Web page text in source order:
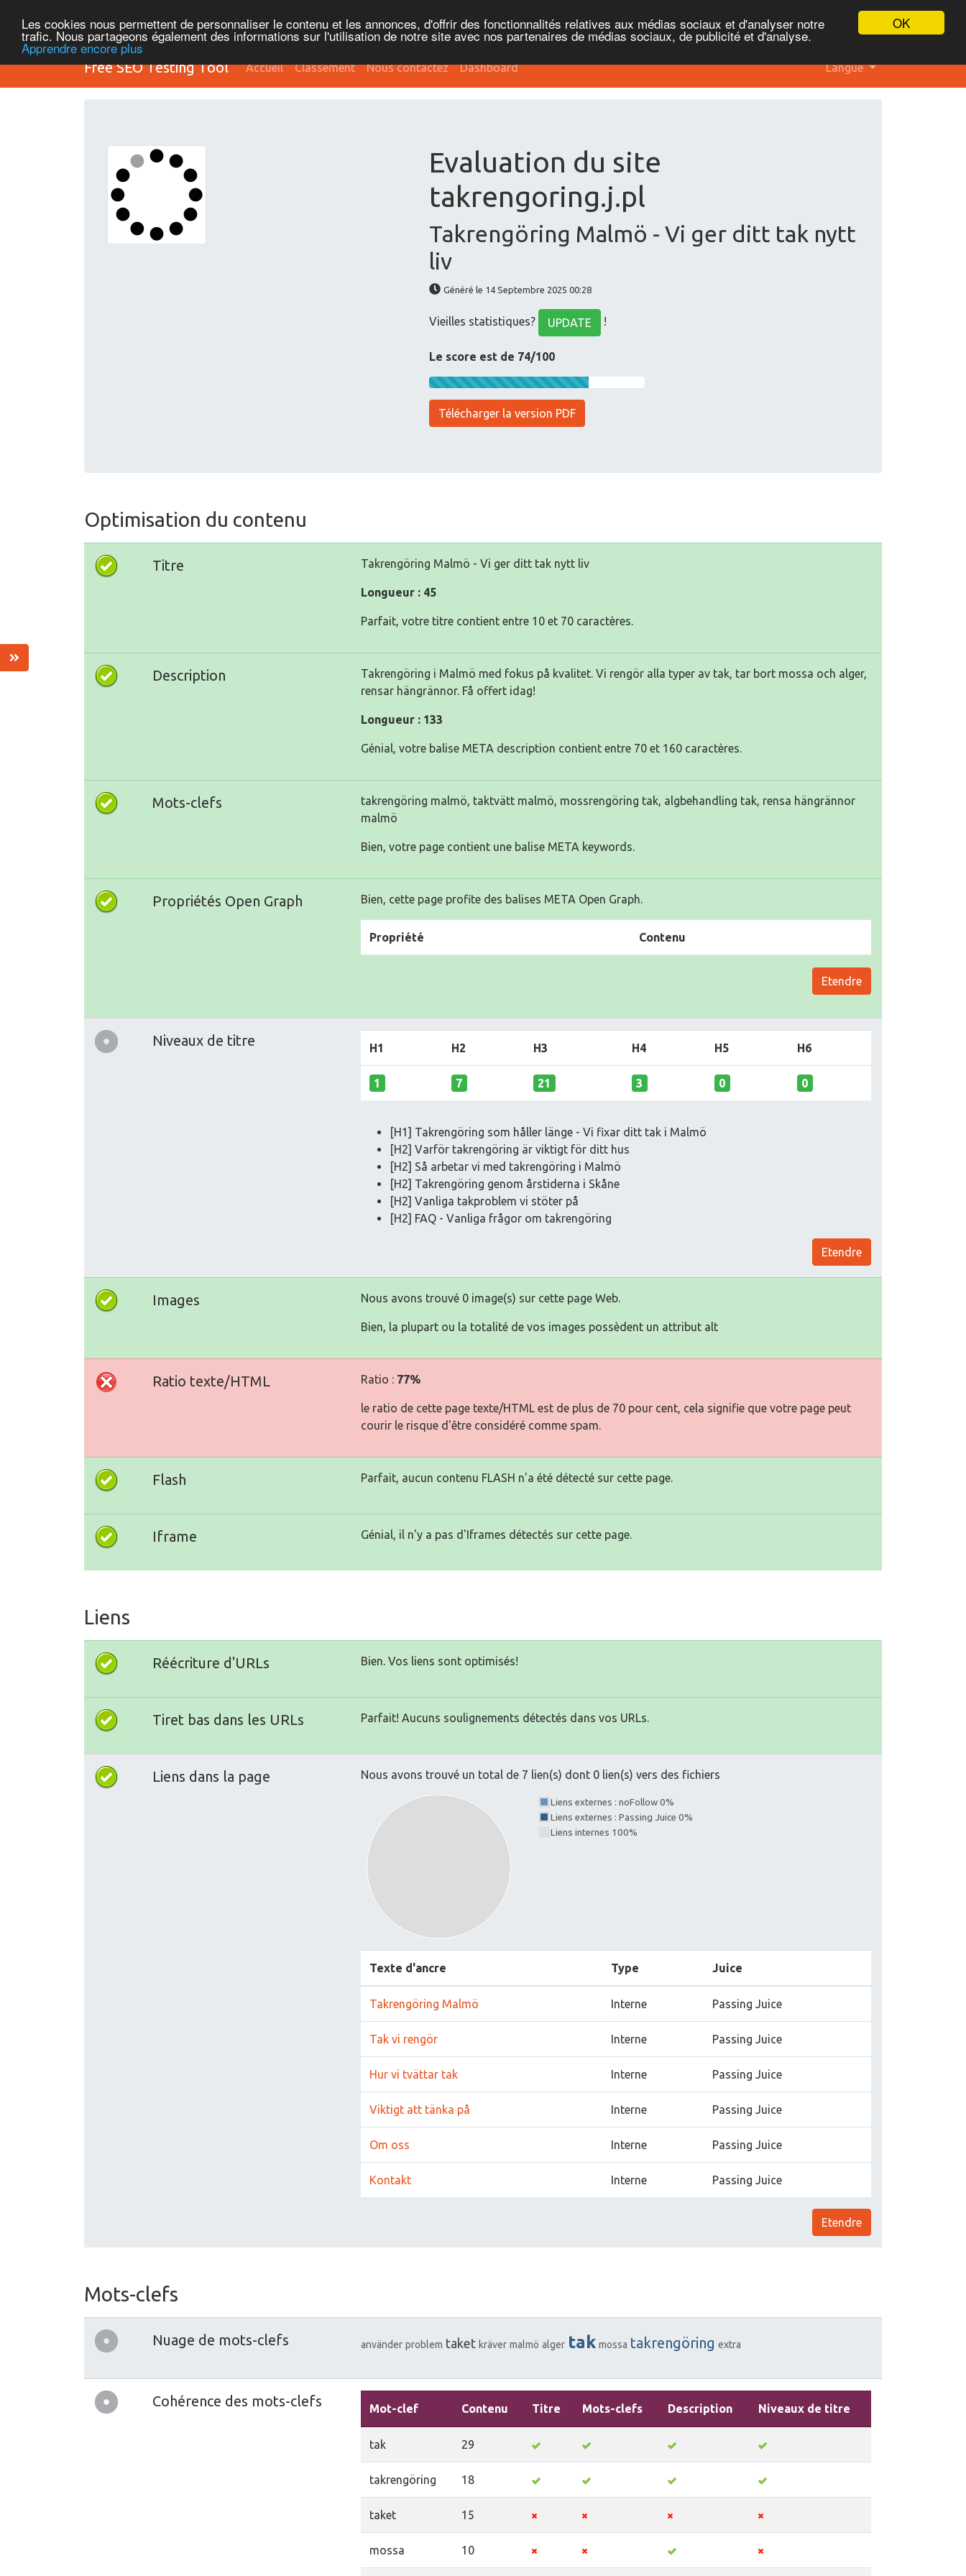
OK
Les cookies nous permettent de personnaliser le contenu et les annonces, d'offrir des fonctionnalités relatives aux médias sociaux et d'analyser notre
trafic. Nous partageons également des informations sur l'utilisation de notre site avec nos partenaires de médias sociaux, de publicité et d'analyse.
Apprendre encore plus
Free SEO Testing Tool Accueil Classement Nous contactez Dashboard Langue
Evaluation du site
takrengoring.j.pl
Takrengöring Malmö - Vi ger ditt tak nytt
liv
Généré le 14 Septembre 2025 00:28
Vieilles statistiques? UPDATE !
Le score est de 74/100
Télécharger la version PDF
Optimisation du contenu
Titre Takrengöring Malmö - Vi ger ditt tak nytt liv
Longueur : 45
Parfait, votre titre contient entre 10 et 70 caractères.
Description
Takrengöring i Malmö med fokus på kvalitet. Vi rengör alla typer av tak, tar bort mossa och alger,
rensar hängrännor. Få offert idag!
Longueur : 133
Génial, votre balise META description contient entre 70 et 160 caractères.
Mots-clefs
takrengöring malmö, taktvätt malmö, mossrengöring tak, algbehandling tak, rensa hängrännor
malmö
Bien, votre page contient une balise META keywords.
Propriétés Open Graph Bien, cette page profite des balises META Open Graph.
Propriété Contenu
Etendre
Niveaux de titre H1 H2 H3 H4 H5 H6
1 7 21 3 0 0
[H1] Takrengöring som håller länge - Vi fixar ditt tak i Malmö
[H2] Varför takrengöring är viktigt för ditt hus
[H2] Så arbetar vi med takrengöring i Malmö
[H2] Takrengöring genom årstiderna i Skåne
[H2] Vanliga takproblem vi stöter på
[H2] FAQ - Vanliga frågor om takrengöring
Etendre
Images Nous avons trouvé 0 image(s) sur cette page Web.
Bien, la plupart ou la totalité de vos images possèdent un attribut alt
Ratio texte/HTML Ratio : 77%
le ratio de cette page texte/HTML est de plus de 70 pour cent, cela signifie que votre page peut
courir le risque d'être considéré comme spam.
Flash Parfait, aucun contenu FLASH n'a été détecté sur cette page.
Iframe Génial, il n'y a pas d'Iframes détectés sur cette page.
Liens
Réécriture d'URLs Bien. Vos liens sont optimisés!
Tiret bas dans les URLs Parfait! Aucuns soulignements détectés dans vos URLs.
Liens dans la page Nous avons trouvé un total de 7 lien(s) dont 0 lien(s) vers des fichiers
Liens externes : noFollow 0%
Liens externes : Passing Juice 0%
Liens internes 100%
Texte d'ancre Type Juice
Takrengöring Malmö Interne Passing Juice
Tak vi rengör Interne Passing Juice
Hur vi tvättar tak Interne Passing Juice
Viktigt att tänka på Interne Passing Juice
Om oss Interne Passing Juice
Kontakt Interne Passing Juice
Etendre
Mots-clefs
Nuage de mots-clefs använder problem taket kräver malmö alger tak mossa takrengöring extra
Cohérence des mots-clefs Mot-clef Contenu Titre Mots-clefs Description Niveaux de titre
tak 29
takrengöring 18
taket 15
mossa 10